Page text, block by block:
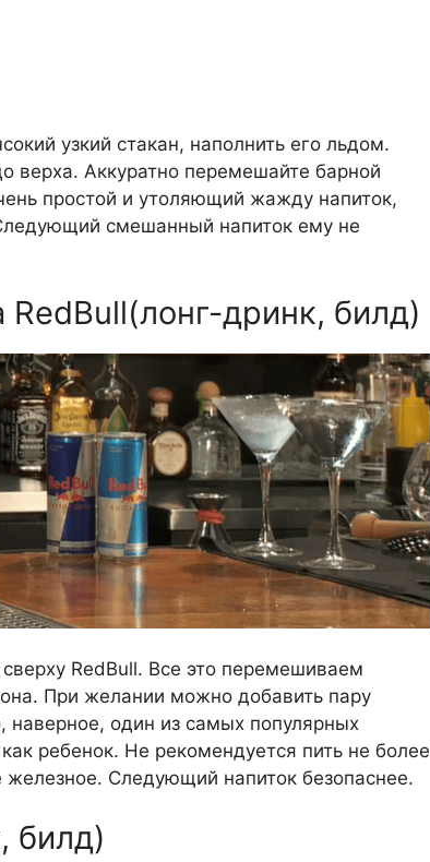
узкий стакан, наполнить его льдом.
верха. Аккуратно перемешайте барной
простой и утоляющий жажду напиток,
смешанный напиток ему не
RedBull(лонг-дринк, билд)
RedBull. Все это перемешиваем
При желании можно добавить пару
наверное, один из самых популярных
ребенок. Не рекомендуется пить не более
Следующий напиток безопаснее.
билд)